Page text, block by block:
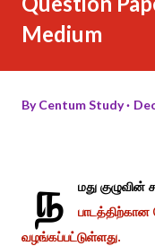
Medium
ByCentum Study
ந
மது குழுவின்
பாடத்திற்கான
வழங்கப்பட்டுள்ளது.